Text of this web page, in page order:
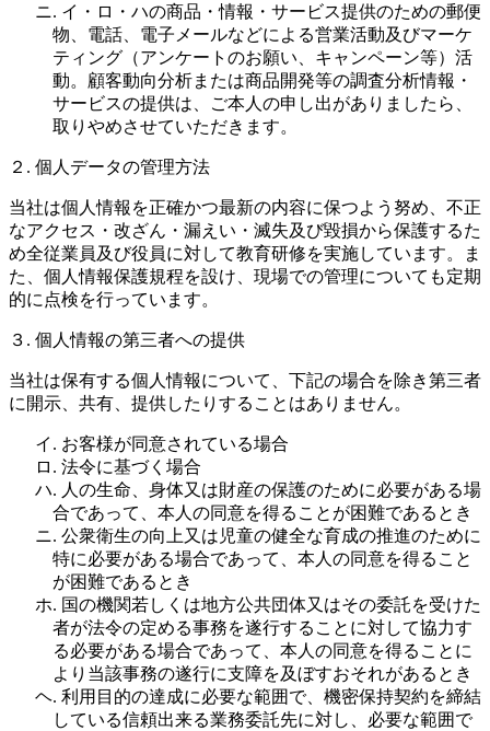
ニ. イ・ロ・ハの商品・情報・サービス提供のための郵便
物、電話、電子メールなどによる営業活動及びマーケ
ティング（アンケートのお願い、キャンペーン等）活
動。顧客動向分析または商品開発等の調査分析情報・
サービスの提供は、ご本人の申し出がありましたら、
取りやめさせていただきます。
２. 個人データの管理方法
当社は個人情報を正確かつ最新の内容に保つよう努め、不正
なアクセス・改ざん・漏えい・滅失及び毀損から保護するた
め全従業員及び役員に対して教育研修を実施しています。ま
た、個人情報保護規程を設け、現場での管理についても定期
的に点検を行っています。
３. 個人情報の第三者への提供
当社は保有する個人情報について、下記の場合を除き第三者
に開示、共有、提供したりすることはありません。
イ. お客様が同意されている場合
ロ. 法令に基づく場合
ハ. 人の生命、身体又は財産の保護のために必要がある場
合であって、本人の同意を得ることが困難であるとき
ニ. 公衆衛生の向上又は児童の健全な育成の推進のために
特に必要がある場合であって、本人の同意を得ること
が困難であるとき
ホ. 国の機関若しくは地方公共団体又はその委託を受けた
者が法令の定める事務を遂行することに対して協力す
る必要がある場合であって、本人の同意を得ることに
より当該事務の遂行に支障を及ぼすおそれがあるとき
ヘ. 利用目的の達成に必要な範囲で、機密保持契約を締結
している信頼出来る業務委託先に対し、必要な範囲で